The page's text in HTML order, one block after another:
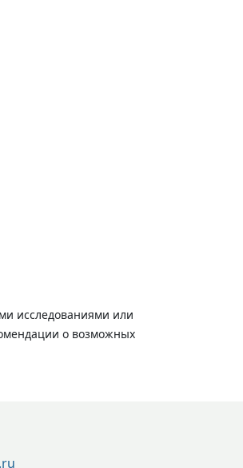
исследованиями или
о возможных